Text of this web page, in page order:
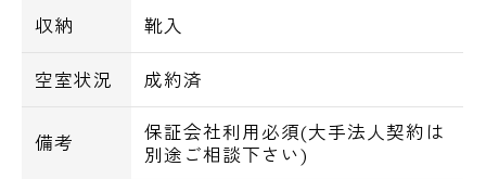
収納 靴入
空室状況 成約済
備考
保証会社利用必須(大手法人契約は
別途ご相談下さい)